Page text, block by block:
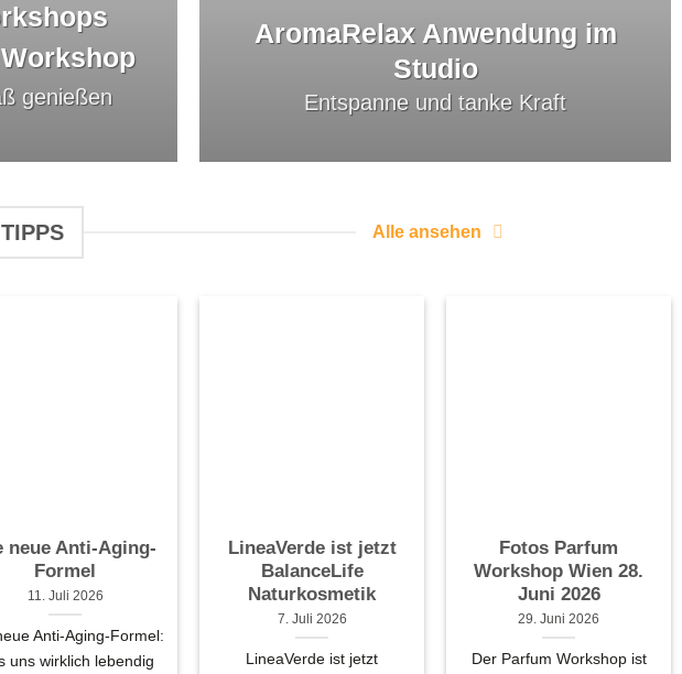
genießen
AromaRelax Anwendung im
Studio
Entspanne und tanke Kraft
Alle ansehen
neue Anti-Aging-
Formel
11. Juli 2026
Anti-Aging-Formel:
uns wirklich lebendig
LineaVerde ist jetzt
BalanceLife
Naturkosmetik
7. Juli 2026
LineaVerde ist jetzt
Fotos Parfum
Workshop Wien 28.
Juni 2026
29. Juni 2026
Der Parfum Workshop ist